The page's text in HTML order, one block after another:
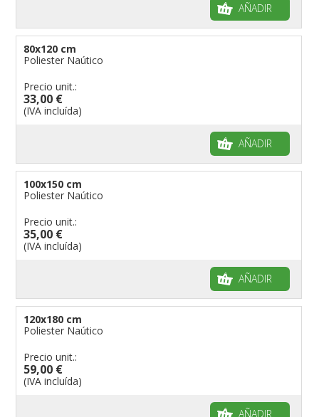
AÑADIR
80x120 cm
Poliester Naútico
Precio unit.:
33,00 €
(IVA incluída)
AÑADIR
100x150 cm
Poliester Naútico
Precio unit.:
35,00 €
(IVA incluída)
AÑADIR
120x180 cm
Poliester Naútico
Precio unit.:
59,00 €
(IVA incluída)
AÑADIR